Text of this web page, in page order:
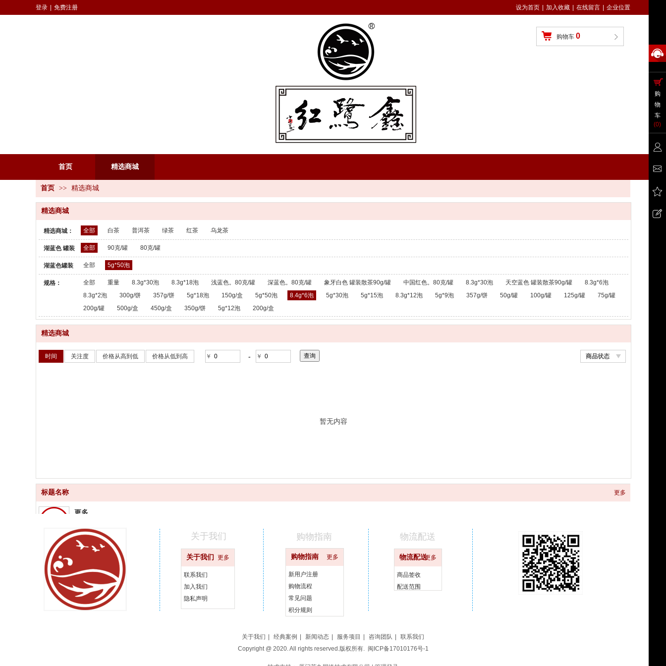
购物车 0
登录 免费注册 设为首页 加入收藏 在线留言 企业位置
首页 精选商城
首页 >> 精选商城
精选商城
精选商城： 全部 白茶 普洱茶 绿茶 红茶 乌龙茶
湖蓝色 罐装
散茶：
全部 90克/罐 80克/罐
湖蓝色罐装
散茶：
全部 5g*50泡
规格： 全部 重量 8.3g*30泡 8.3g*18泡 浅蓝色。80克/罐 深蓝色。80克/罐 象牙白色 罐装散茶90g/罐 中国红色。80克/罐 8.3g*30泡 天空蓝色 罐装散茶90g/罐
8.3g*6泡
8.3g*2泡
300g/饼 357g/饼 5g*18泡 150g/盒 5g*50泡 8.4g*6泡 5g*30泡 5g*15泡 8.3g*12泡 5g*9泡 357g/饼 50g/罐 100g/罐 125g/罐
75g/罐
200g/罐
500g/盒 450g/盒 350g/饼 5g*12泡 200g/盒
精选商城
商品状态
时间 关注度 价格从高到低 价格从低到高 ￥ - ￥
暂无内容
标题名称 更多
更多
更快
更好
汇聚品牌
关于我们 更多
联系我们
加入我们
隐私声明
购物指南 更多
新用户注册
购物流程
常见问题
积分规则
物流配送更多
商品签收
配送范围
关于我们 购物指南 物流配送
关于我们 经典案例 新闻动态 服务项目 咨询团队
联系我们
Copyright @ 2020. All rights reserved.版权所有. 闽ICP备17010176号-1
购
物
车
(0)